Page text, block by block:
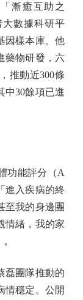
漸癒互助之
數據科研平
因樣本庫。他
藥物研發，六
推動近300條
中30餘項已進
功能評分（A
進入疾病的終
至我的身邊團
情緒，我的家
團隊推動的
情穩定。公開